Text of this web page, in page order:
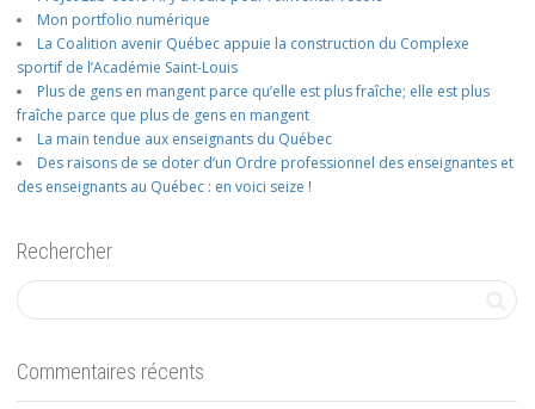
Mon portfolio numérique
La Coalition avenir Québec appuie la construction du Complexe
sportif de l’Académie Saint-Louis
Plus de gens en mangent parce qu’elle est plus fraîche; elle est plus
fraîche parce que plus de gens en mangent
La main tendue aux enseignants du Québec
Des raisons de se doter d’un Ordre professionnel des enseignantes et
des enseignants au Québec : en voici seize !
Rechercher
Commentaires récents